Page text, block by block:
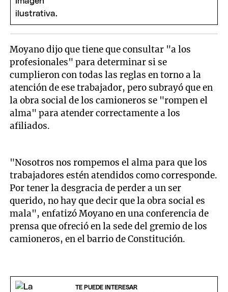
Moyano dijo que tiene que consultar "a los
profesionales" para determinar si se
cumplieron con todas las reglas en torno a la
atención de ese trabajador, pero subrayó que en
la obra social de los camioneros se "rompen el
alma" para atender correctamente a los
afiliados.
"Nosotros nos rompemos el alma para que los
trabajadores estén atendidos como corresponde.
Por tener la desgracia de perder a un ser
querido, no hay que decir que la obra social es
mala", enfatizó Moyano en una conferencia de
prensa que ofreció en la sede del gremio de los
camioneros, en el barrio de Constitución.
TE PUEDE INTERESAR